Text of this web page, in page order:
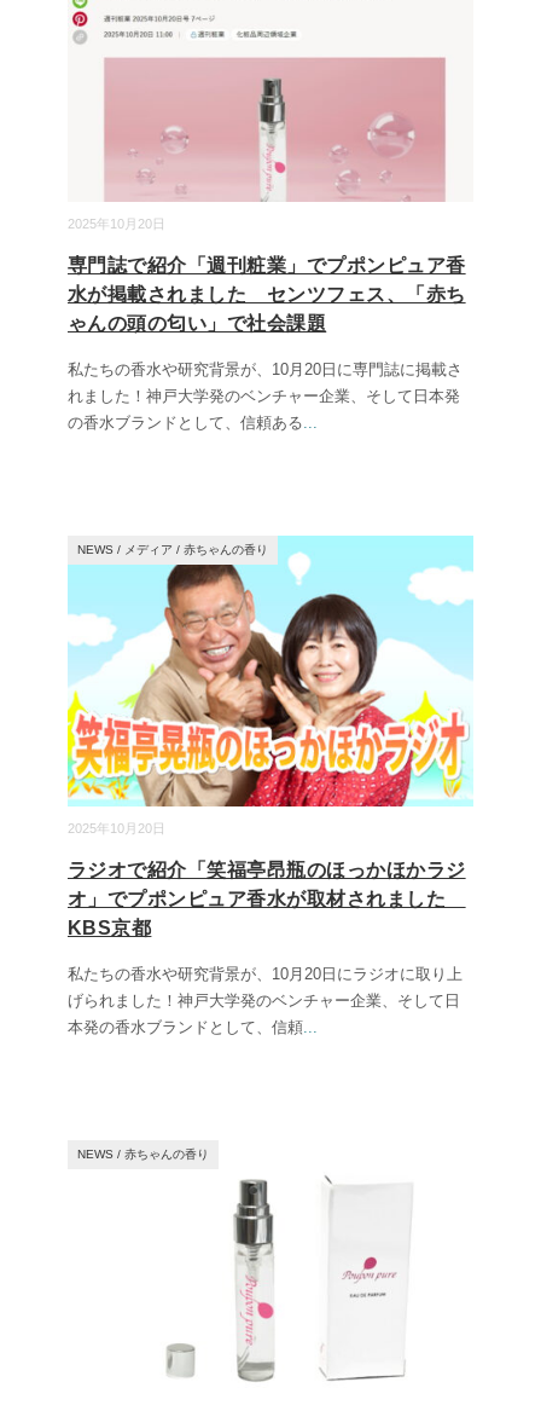
2025年10月20日
専門誌で紹介「週刊粧業」でプポンピュア香
水が掲載されました センツフェス、「赤ち
ゃんの頭の匂い」で社会課題
私たちの香水や研究背景が、10月20日に専門誌に掲載さ
れました！神戸大学発のベンチャー企業、そして日本発
の香水ブランドとして、信頼ある...
2025年10月20日
NEWS / メディア / 赤ちゃんの香り
ラジオで紹介「笑福亭昂瓶のほっかほかラジ
オ」でプポンピュア香水が取材されました
KBS京都
私たちの香水や研究背景が、10月20日にラジオに取り上
げられました！神戸大学発のベンチャー企業、そして日
本発の香水ブランドとして、信頼...
NEWS / 赤ちゃんの香り